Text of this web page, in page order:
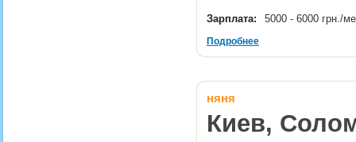
Зарплата: 5000 - 6000 грн./
Подробнее
няня
Киев,